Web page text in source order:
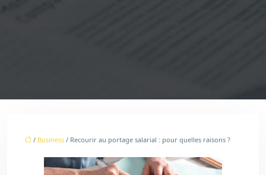
/ Business / Recourir au portage salarial : pour quelles raisons ?